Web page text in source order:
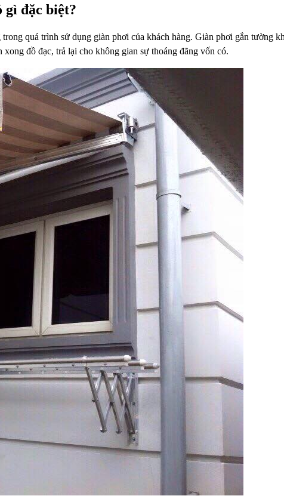
gì đặc biệt?
trong quá trình sử dụng giàn phơi của khách hàng. Giàn phơi gắn tường
xong đồ đạc, trả lại cho không gian sự thoáng đãng vốn có.